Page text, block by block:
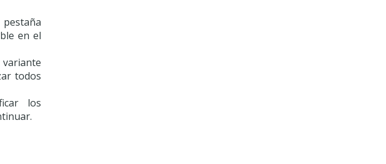
en el
todos
los